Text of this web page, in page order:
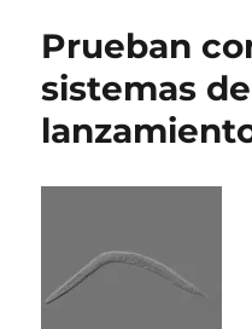
Prueban
sistemas